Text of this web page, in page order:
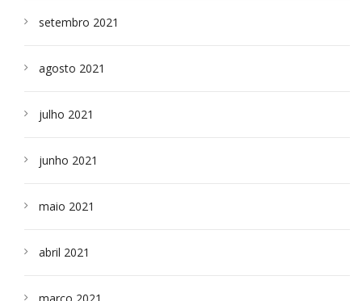
setembro 2021
agosto 2021
julho 2021
junho 2021
maio 2021
abril 2021